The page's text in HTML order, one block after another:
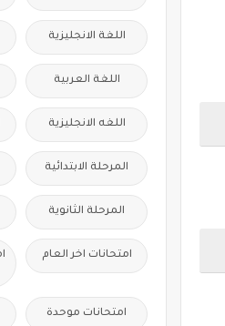
اللغة الانجليزية
اللغة العربية
اللغه الانجليزية
المرحلة الابتدائية
المرحلة الثانوية
امتحانات اخر العام
امتحانات موحدة